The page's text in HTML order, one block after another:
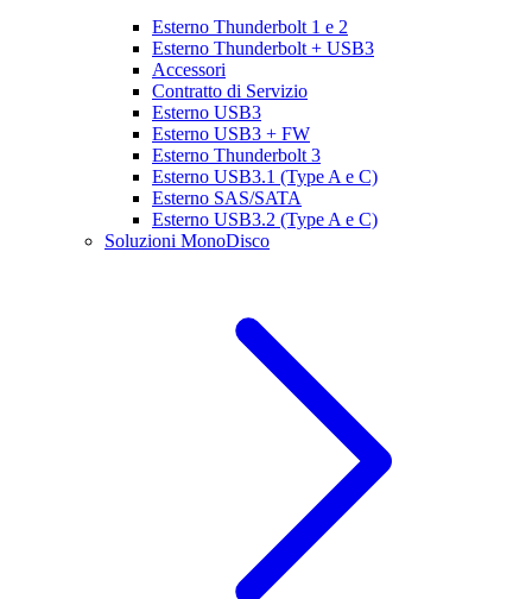
Esterno Thunderbolt 1 e 2
Esterno Thunderbolt + USB3
Accessori
Contratto di Servizio
Esterno USB3
Esterno USB3 + FW
Esterno Thunderbolt 3
Esterno USB3.1 (Type A e C)
Esterno SAS/SATA
Esterno USB3.2 (Type A e C)
Soluzioni MonoDisco